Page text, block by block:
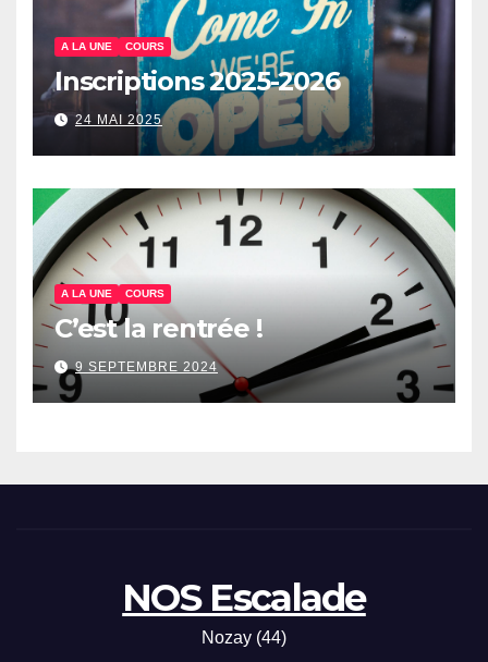
A LA UNE COURS
Inscriptions 2025-2026
24 MAI 2025
A LA UNE COURS
C’est la rentrée !
9 SEPTEMBRE 2024
NOS Escalade
Nozay (44)